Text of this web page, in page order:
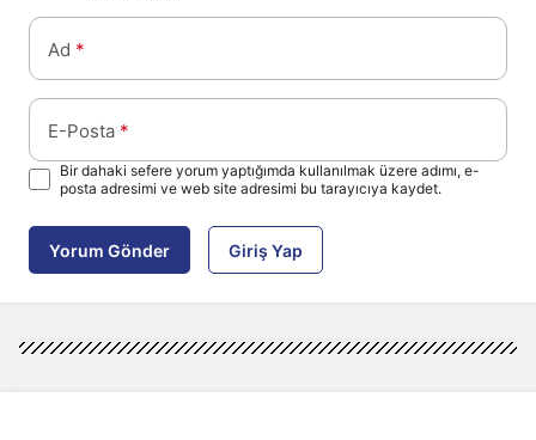
Ad *
E-Posta *
Bir dahaki sefere yorum yaptığımda kullanılmak üzere adımı, e-
posta adresimi ve web site adresimi bu tarayıcıya kaydet.
Yorum Gönder Giriş Yap